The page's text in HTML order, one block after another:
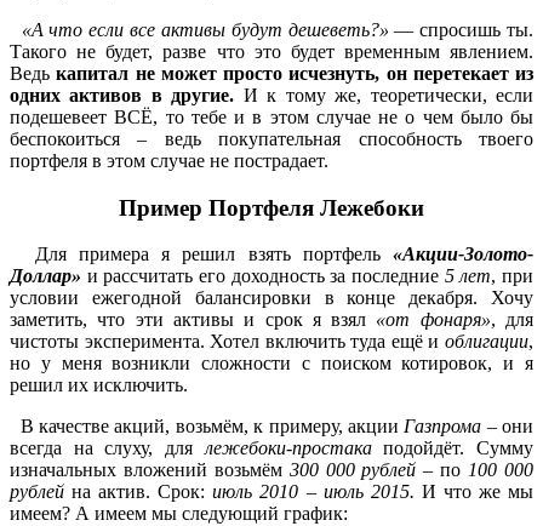
«А что если все активы будут дешеветь?» — спросишь ты.
Такого не будет, разве что это будет временным явлением.
Ведькапитал не может просто исчезнуть, он перетекает из
одних активов в другие. И к тому же, теоретически, если
подешевеет ВСЁ, то тебе и в этом случае не о чем было бы
беспокоиться – ведь покупательная способность твоего
портфеля в этом случае не пострадает.
Пример Портфеля Лежебоки
Для примера я решил взять портфель «Акции-Золото-
Доллар» и рассчитать его доходность за последние 5 лет, при
условии ежегодной балансировки в конце декабря. Хочу
заметить, что эти активы и срок я взял «от фонаря», для
чистоты эксперимента. Хотел включить туда ещё и облигации,
но у меня возникли сложности с поиском котировок, и я
решил их исключить.
В качестве акций, возьмём, к примеру, акции Газпрома – они
всегда на слуху, для лежебоки-простакаподойдёт. Сумму
изначальных вложений возьмём 300 000 рублей – по 100 000
рублей на актив. Срок:июль 2010 – июль 2015. И что же мы
имеем? А имеем мы следующий график: